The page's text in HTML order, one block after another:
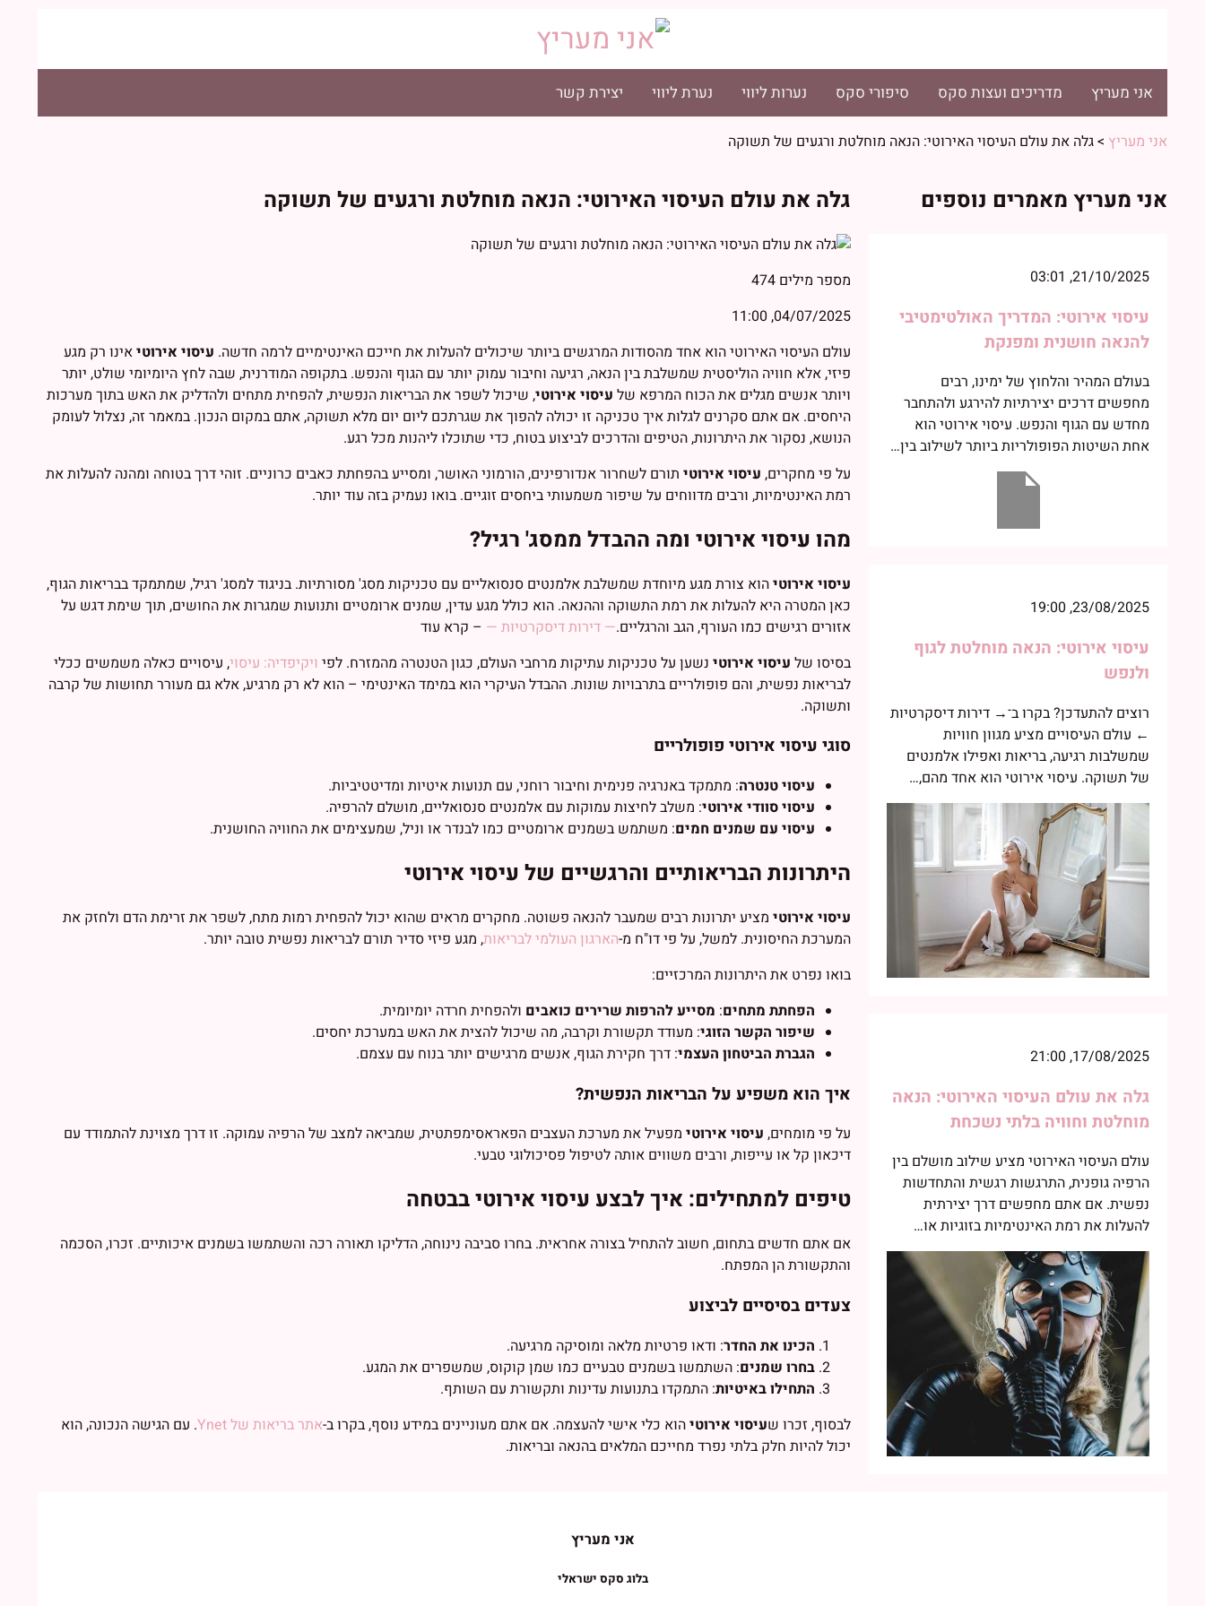
אני מעריץ מדריכים ועצות סקס סיפורי סקס נערות ליווי נערת ליווי יצירת קשר
אני מעריץ >גלה את עולם העיסוי האירוטי: הנאה מוחלטת ורגעים של תשוקה
גלה את עולם העיסוי האירוטי: הנאה מוחלטת ורגעים של תשוקה
מספר מילים 474
04/07/2025, 11:00
עולם העיסוי האירוטי הוא אחד מהסודות המרגשים ביותר שיכולים להעלות את חייכם האינטימיים לרמה חדשה. עיסוי אירוטיאינו רק מגע
פיזי, אלא חוויה הוליסטית שמשלבת בין הנאה, רגיעה וחיבור עמוק יותר עם הגוף והנפש. בתקופה המודרנית, שבה לחץ היומיומי שולט, יותר
ויותר אנשים מגלים את הכוח המרפא של עיסוי אירוטי, שיכול לשפר את הבריאות הנפשית, להפחית מתחים ולהדליק את האש בתוך מערכות
היחסים. אם אתם סקרנים לגלות איך טכניקה זו יכולה להפוך את שגרתכם ליום יום מלא תשוקה, אתם במקום הנכון. במאמר זה, נצלול לעומק
הנושא, נסקור את היתרונות, הטיפים והדרכים לביצוע בטוח, כדי שתוכלו ליהנות מכל רגע.
על פי מחקרים, עיסוי אירוטיתורם לשחרור אנדורפינים, הורמוני האושר, ומסייע בהפחתת כאבים כרוניים. זוהי דרך בטוחה ומהנה להעלות את
רמת האינטימיות, ורבים מדווחים על שיפור משמעותי ביחסים זוגיים. בואו נעמיק בזה עוד יותר.
מהו עיסוי אירוטי ומה ההבדל ממסג' רגיל?
עיסוי אירוטיהוא צורת מגע מיוחדת שמשלבת אלמנטים סנסואליים עם טכניקות מסג' מסורתיות. בניגוד למסג' רגיל, שמתמקד בבריאות הגוף,
כאן המטרה היא להעלות את רמת התשוקה וההנאה. הוא כולל מגע עדין, שמנים ארומטיים ותנועות שמגרות את החושים, תוך שימת דגש על
אזורים רגישים כמו העורף, הגב והרגליים.— דירות דיסקרטיות — – קרא עוד
בסיסו של עיסוי אירוטינשען על טכניקות עתיקות מרחבי העולם, כגון הטנטרה מהמזרח. לפי ויקיפדיה: עיסוי, עיסויים כאלה משמשים ככלי
לבריאות נפשית, והם פופולריים בתרבויות שונות. ההבדל העיקרי הוא במימד האינטימי – הוא לא רק מרגיע, אלא גם מעורר תחושות של קרבה
ותשוקה.
סוגי עיסוי אירוטי פופולריים
עיסוי טנטרה: מתמקד באנרגיה פנימית וחיבור רוחני, עם תנועות איטיות ומדיטטיביות.
עיסוי סוודי אירוטי: משלב לחיצות עמוקות עם אלמנטים סנסואליים, מושלם להרפיה.
עיסוי עם שמנים חמים: משתמש בשמנים ארומטיים כמו לבנדר או וניל, שמעצימים את החוויה החושנית.
היתרונות הבריאותיים והרגשיים של עיסוי אירוטי
עיסוי אירוטימציע יתרונות רבים שמעבר להנאה פשוטה. מחקרים מראים שהוא יכול להפחית רמות מתח, לשפר את זרימת הדם ולחזק את
המערכת החיסונית. למשל, על פי דו"ח מ-הארגון העולמי לבריאות, מגע פיזי סדיר תורם לבריאות נפשית טובה יותר.
בואו נפרט את היתרונות המרכזיים:
הפחתת מתחים: מסייע להרפות שרירים כואבים ולהפחית חרדה יומיומית.
שיפור הקשר הזוגי: מעודד תקשורת וקרבה, מה שיכול להצית את האש במערכת יחסים.
הגברת הביטחון העצמי: דרך חקירת הגוף, אנשים מרגישים יותר בנוח עם עצמם.
איך הוא משפיע על הבריאות הנפשית?
על פי מומחים, עיסוי אירוטימפעיל את מערכת העצבים הפאראסימפתטית, שמביאה למצב של הרפיה עמוקה. זו דרך מצוינת להתמודד עם
דיכאון קל או עייפות, ורבים משווים אותה לטיפול פסיכולוגי טבעי.
טיפים למתחילים: איך לבצע עיסוי אירוטי בבטחה
אם אתם חדשים בתחום, חשוב להתחיל בצורה אחראית. בחרו סביבה נינוחה, הדליקו תאורה רכה והשתמשו בשמנים איכותיים. זכרו, הסכמה
והתקשורת הן המפתח.
צעדים בסיסיים לביצוע
הכינו את החדר: ודאו פרטיות מלאה ומוסיקה מרגיעה.
בחרו שמנים: השתמשו בשמנים טבעיים כמו שמן קוקוס, שמשפרים את המגע.
התחילו באיטיות: התמקדו בתנועות עדינות ותקשורת עם השותף.
לבסוף, זכרו שעיסוי אירוטיהוא כלי אישי להעצמה. אם אתם מעוניינים במידע נוסף, בקרו ב-אתר בריאות של Ynet
. עם הגישה הנכונה, הוא
יכול להיות חלק בלתי נפרד מחייכם המלאים בהנאה ובריאות.
אני מעריץ מאמרים נוספים
21/10/2025, 03:01
עיסוי אירוטי: המדריך האולטימטיבי
להנאה חושנית ומפנקת
בעולם המהיר והלחוץ של ימינו, רבים
מחפשים דרכים יצירתיות להירגע ולהתחבר
מחדש עם הגוף והנפש. עיסוי אירוטי הוא
אחת השיטות הפופולריות ביותר לשילוב בין…
23/08/2025, 19:00
עיסוי אירוטי: הנאה מוחלטת לגוף
ולנפש
רוצים להתעדכן? בקרו ב־→ דירות דיסקרטיות
← עולם העיסויים מציע מגוון חוויות
שמשלבות רגיעה, בריאות ואפילו אלמנטים
של תשוקה. עיסוי אירוטי הוא אחד מהם,…
17/08/2025, 21:00
גלה את עולם העיסוי האירוטי: הנאה
מוחלטת וחוויה בלתי נשכחת
עולם העיסוי האירוטי מציע שילוב מושלם בין
הרפיה גופנית, התרגשות רגשית והתחדשות
נפשית. אם אתם מחפשים דרך יצירתית
להעלות את רמת האינטימיות בזוגיות או…
אני מעריץ
בלוג סקס ישראלי